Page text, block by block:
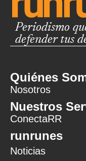
Periodismo
defender tus
Quiénes
Nosotros
Nuestros
ConectaRR
runrunes
Noticias